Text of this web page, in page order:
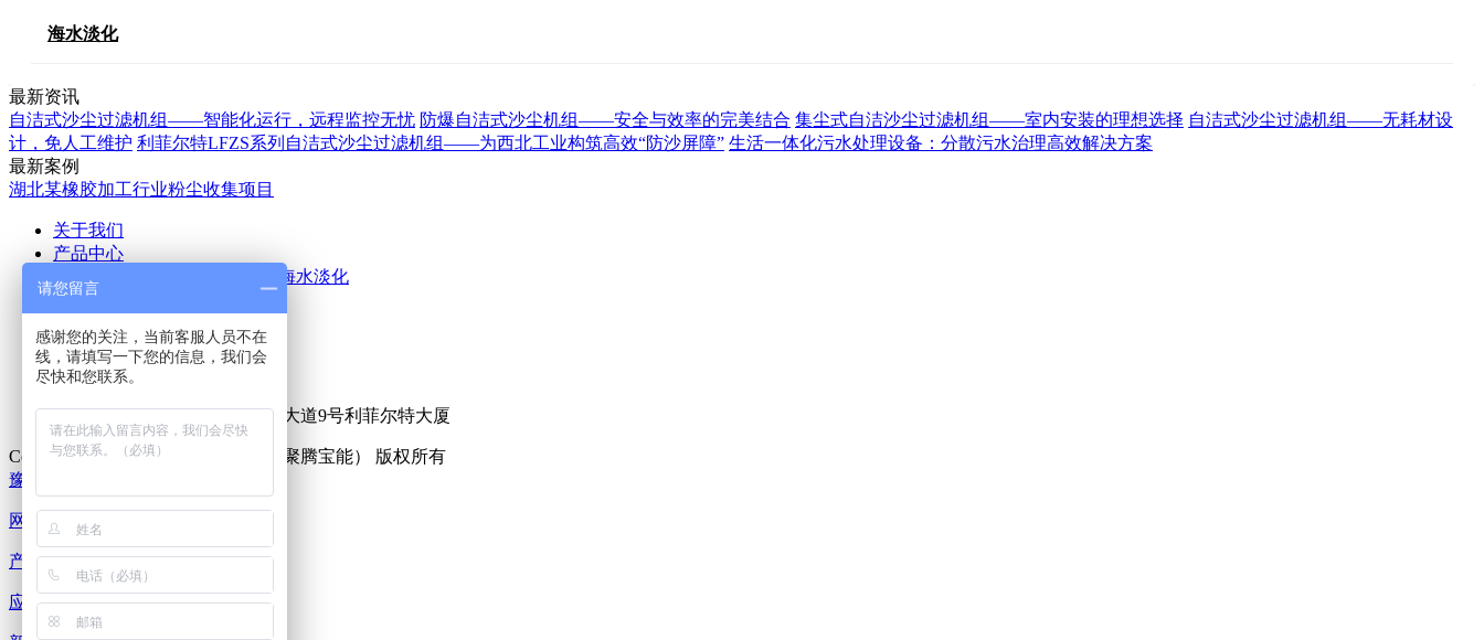
海水淡化
最新资讯
自洁式沙尘过滤机组——智能化运行，远程监控无忧 防爆自洁式沙尘机组——安全与效率的完美结合 集尘式自洁沙尘过滤机组——室内安装的理想选择 自洁式沙尘过滤机组——无耗材设
计，免人工维护 利菲尔特LFZS系列自洁式沙尘过滤机组——为西北工业构筑高效“防沙屏障” 生活一体化污水处理设备：分散污水治理高效解决方案
最新案例
湖北某橡胶加工行业粉尘收集项目
关于我们
产品中心
空气除尘
海水淡化
应用案例
公司新闻 行业新闻
联系我们
公司地址：新乡市牧野区宏力大道9号利菲尔特大厦
Copyright © 2025 利菲尔特（商标：聚腾宝能） 版权所有
豫ICP备18000213号-15
网站首页
产品中心
应用案例
请您留言
感谢您的关注，当前客服人员不在
线，请填写一下您的信息，我们会
尽快和您联系。